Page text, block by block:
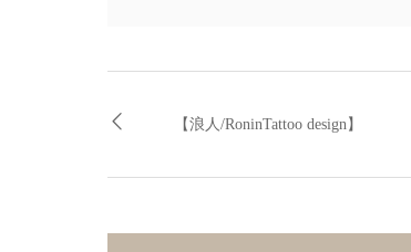
【浪人/RoninTattoo design】